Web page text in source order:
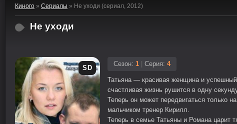
Киного » Сериалы » Не уходи (сериал, 2012)
Не уходи
SD
Сезон: 1 Серия: 4
Татьяна — красивая женщина и
счастливая жизнь рушится в одну
Теперь он может передвигаться только
мальчиком тренер Кирилл.
Теперь в семье Татьяны и Романа царит